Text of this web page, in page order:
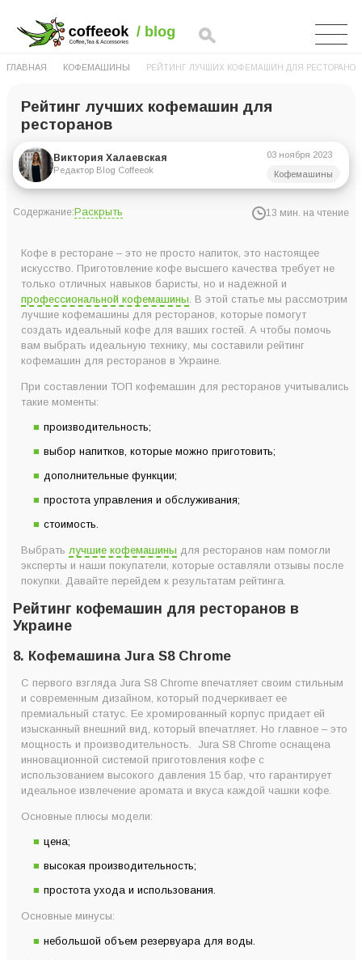
ГЛАВНАЯ КОФЕМАШИНЫ РЕЙТИНГ ЛУЧШИХ КОФЕМАШИН ДЛЯ РЕСТОРАНОВ
Рейтинг лучших кофемашин для
ресторанов
Виктория Халаевская
Редактор Blog Coffeeok
03 ноября 2023
Кофемашины
Содержание:Раскрыть 13 мин. на чтение
8. Кофемашина Jura S8 Chrome
7. Кофемашина Jura X8 Platin
6. Кофемашина Суперавтомат Dr. Coffee CoffeeCenter
5. Кофемашина Jura X10 Platin
4. Кофемашина Суперавтомат Dr. Coffee F22
3. Кофемашина Saeco Idea Restyle Cappuccino
серебристо-серая
2. Кофемашина Суперавтомат Dr. Coffee F3 Plus
1. Кофемашина Saeco Aroma SE 200 Compact
Топ-8 марок лучших кофемашин для ресторанов по версии
Главные критерии выбора хорошей кофемашины для
ресторана
Кофе в ресторане – это не просто напиток, это настоящее
искусство. Приготовление кофе высшего качества требует не
только отличных навыков баристы, но и надежной и
профессиональной кофемашины. В этой статье мы рассмотрим
лучшие кофемашины для ресторанов, которые помогут
создать идеальный кофе для ваших гостей. А чтобы помочь
вам выбрать идеальную технику, мы составили рейтинг
кофемашин для ресторанов в Украине.
При составлении ТОП кофемашин для ресторанов учитывались
такие моменты:
производительность;
выбор напитков, которые можно приготовить;
дополнительные функции;
простота управления и обслуживания;
стоимость.
Выбрать лучшие кофемашины для ресторанов нам помогли
эксперты и наши покупатели, которые оставляли отзывы после
покупки. Давайте перейдем к результатам рейтинга.
Рейтинг кофемашин для ресторанов в
Украине
8. Кофемашина Jura S8 Chrome
С первого взгляда Jura S8 Chrome впечатляет своим стильным
и современным дизайном, который подчеркивает ее
премиальный статус. Ее хромированный корпус придает ей
изысканный внешний вид, который впечатляет. Но главное – это
мощность и производительность. Jura S8 Chrome оснащена
инновационной системой приготовления кофе с
использованием высокого давления 15 бар, что гарантирует
идеальное извлечение аромата и вкуса каждой чашки кофе.
Основные плюсы модели:
цена;
высокая производительность;
простота ухода и использования.
Основные минусы:
небольшой объем резервуара для воды.